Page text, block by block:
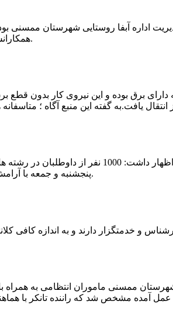
اشاره کرد، تغییر مدیریت اداره آبفا روستایی
همکارانش خداحافظی کرد.مراسم تودیع و معارفه وی امروز برگزار گردید.
برق بوده و این نیروی کار بدون قطع
شهرام رحمانی سرپرست دانشگاه پیام نور ممسنی در
پنجشنبه و جمعه با آرامش کامل وفضای مناسب در این مرکز دانشگاهی به رقابت پرداختند.
شهرستان ممسنی ماموران انتظامی به
بررسی‌های به عمل آمده مشخص شد که راننده